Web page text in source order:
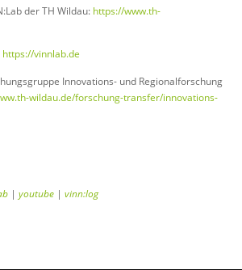
der TH Wildau: https://www.th-
https://vinnlab.de
Innovations- und Regionalforschung
wildau.de/forschung-transfer/innovations-
| youtube | vinn:log